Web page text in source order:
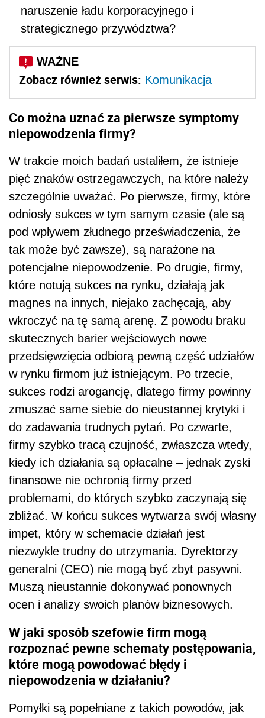
naruszenie ładu korporacyjnego i
strategicznego przywództwa?
Zobacz również serwis: Komunikacja
Co można uznać za pierwsze symptomy
niepowodzenia firmy?
W trakcie moich badań ustaliłem, że istnieje
pięć znaków ostrzegawczych, na które należy
szczególnie uważać. Po pierwsze, firmy, które
odniosły sukces w tym samym czasie (ale są
pod wpływem złudnego przeświadczenia, że
tak może być zawsze), są narażone na
potencjalne niepowodzenie. Po drugie, firmy,
które notują sukces na rynku, działają jak
magnes na innych, niejako zachęcają, aby
wkroczyć na tę samą arenę. Z powodu braku
skutecznych barier wejściowych nowe
przedsięwzięcia odbiorą pewną część udziałów
w rynku firmom już istniejącym. Po trzecie,
sukces rodzi arogancję, dlatego firmy powinny
zmuszać same siebie do nieustannej krytyki i
do zadawania trudnych pytań. Po czwarte,
firmy szybko tracą czujność, zwłaszcza wtedy,
kiedy ich działania są opłacalne – jednak zyski
finansowe nie ochronią firmy przed
problemami, do których szybko zaczynają się
zbliżać. W końcu sukces wytwarza swój własny
impet, który w schemacie działań jest
niezwykle trudny do utrzymania. Dyrektorzy
generalni (CEO) nie mogą być zbyt pasywni.
Muszą nieustannie dokonywać ponownych
ocen i analizy swoich planów biznesowych.
W jaki sposób szefowie firm mogą
rozpoznać pewne schematy postępowania,
które mogą powodować błędy i
niepowodzenia w działaniu?
Pomyłki są popełniane z takich powodów, jak